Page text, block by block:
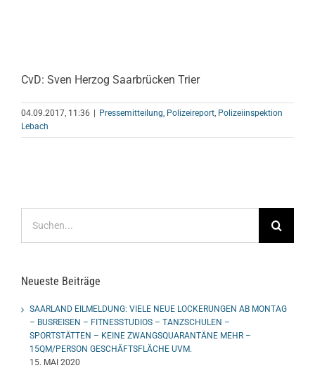
CvD: Sven Herzog Saarbrücken Trier
04.09.2017, 11:36 Pressemitteilung, Polizeireport, Polizeiinspektion
Lebach
nach:
Neueste Beiträge
SAARLAND EILMELDUNG: VIELE NEUE LOCKERUNGEN AB MONTAG
– BUSREISEN – FITNESSTUDIOS – TANZSCHULEN –
SPORTSTÄTTEN – KEINE ZWANGSQUARANTÄNE MEHR –
15QM/PERSON GESCHÄFTSFLÄCHE UVM.
15. MAI 2020